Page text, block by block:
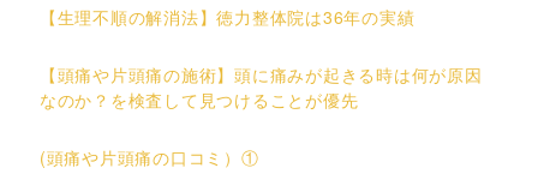
【生理不順の解消法】徳力整体院は36年の実績
【頭痛や片頭痛の施術】頭に痛みが起きる時は何が原因
なのか？を検査して見つけることが優先
(頭痛や片頭痛の口コミ）①